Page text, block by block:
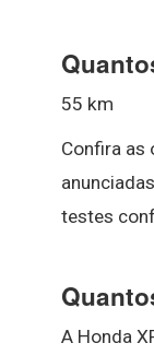
55 km
Confira as
testes
A Honda